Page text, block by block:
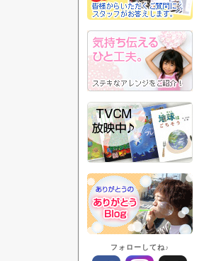
フォローしてね♪